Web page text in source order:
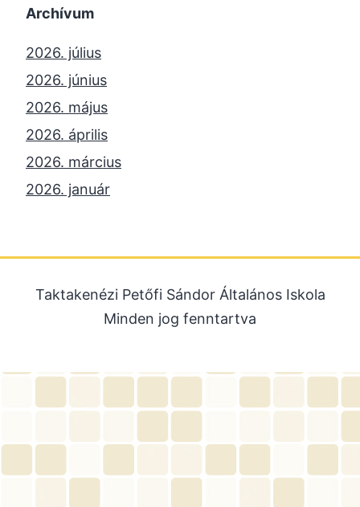
Archívum
2026. július
2026. június
2026. május
2026. április
2026. március
2026. január
2025. július
2025. június
2025. április
2025. március
Taktakenézi Petőfi Sándor Általános Iskola
Minden jog fenntartva